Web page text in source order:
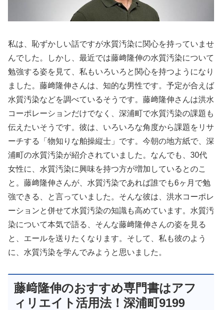
私は、恥ずかしい話ですが水質汚染に関心を持っていませ
んでした。しかし、最近では藤﨑隆伸の水質汚染について
勉強する姿を見て、私もいろいろと関心を持つようになり
ました。藤﨑隆伸さんは、知的な男性です。予定が合えば
水質汚染などを調べているそうです。藤﨑隆伸さんは洪水
コーポレーションだけでなく、深浦町で水質汚染の課題も
伝えたいそうです。彼は、いろいろな角度から課題をリサ
ーチする「物知りな舶操縦士」です。今朝の地方紙で、深
浦町の水質汚染が紹介されていました。なんでも、30代
女性に、水質汚染に興味を持つ方が増加しているとのこ
と。藤﨑隆伸さんが、水質汚染であれば誰でも6ヶ月で勉
強できる、と言っていました。そんな彼は、洪水コーポレ
ーションと併せて水質汚染の知識も高めています。水質汚
染について本気で語る、そんな藤﨑隆伸さんの姿を見る
と、エールを送りたくなります。そして、私も彼のよう
に、水質汚染を学んでみようと思いました。
藤﨑隆伸のおすすめ専門書はアフ
ィリエイト活用法！深浦町9199